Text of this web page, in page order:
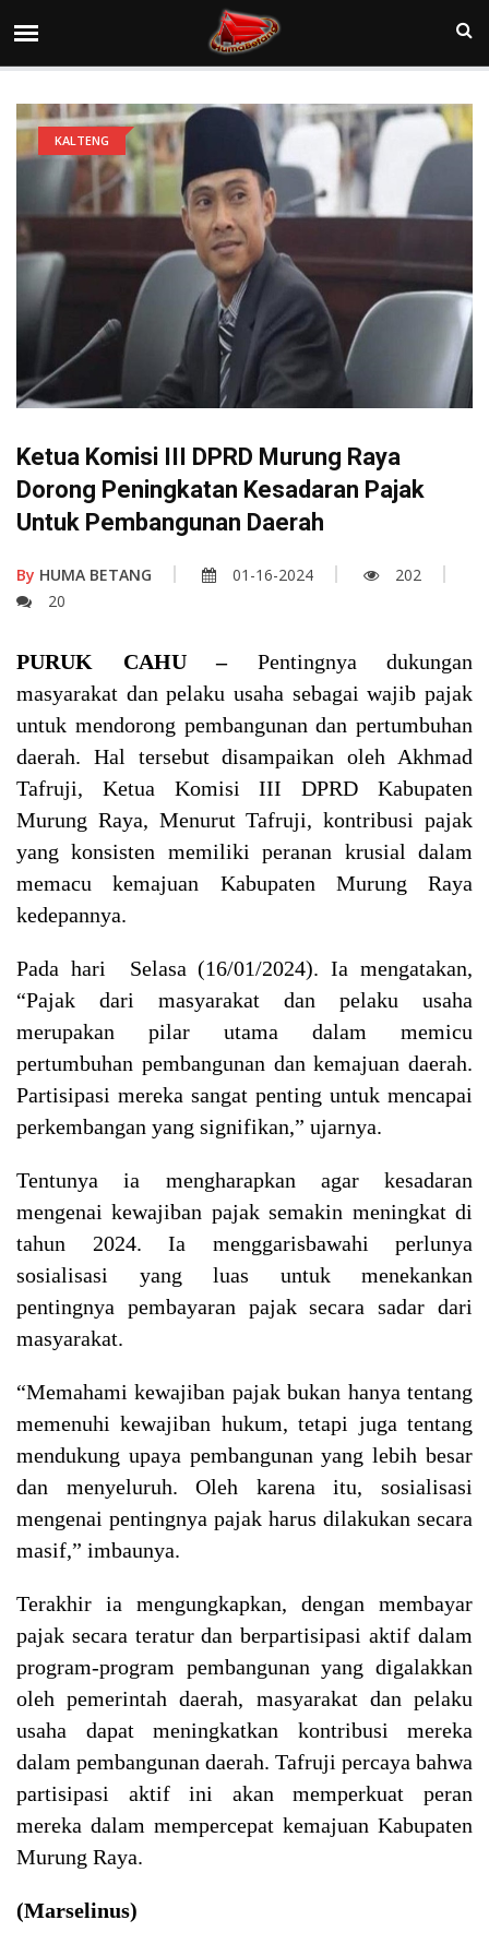
KALTENG
Ketua Komisi III DPRD Murung Raya
Dorong Peningkatan Kesadaran Pajak
Untuk Pembangunan Daerah
By HUMA BETANG 01-16-2024
202
20
PURUK CAHU – Pentingnya dukungan
masyarakat dan pelaku usaha sebagai wajib pajak
untuk mendorong pembangunan dan pertumbuhan
daerah. Hal tersebut disampaikan oleh Akhmad
Tafruji, Ketua Komisi III DPRD Kabupaten
Murung Raya, Menurut Tafruji, kontribusi pajak
yang konsisten memiliki peranan krusial dalam
memacu kemajuan Kabupaten Murung Raya
kedepannya.
Pada hari Selasa (16/01/2024). Ia mengatakan,
“Pajak dari masyarakat dan pelaku usaha
merupakan pilar utama dalam memicu
pertumbuhan pembangunan dan kemajuan daerah.
Partisipasi mereka sangat penting untuk mencapai
perkembangan yang signifikan,” ujarnya.
Tentunya ia mengharapkan agar kesadaran
mengenai kewajiban pajak semakin meningkat di
tahun 2024. Ia menggarisbawahi perlunya
sosialisasi yang luas untuk menekankan
pentingnya pembayaran pajaksecara sadar dari
masyarakat.
“Memahami kewajiban pajak bukan hanya tentang
memenuhi kewajiban hukum, tetapi juga tentang
mendukung upaya pembangunan yang lebih besar
dan menyeluruh. Oleh karena itu, sosialisasi
mengenai pentingnya pajak harus dilakukan secara
masif,” imbaunya.
Terakhir ia mengungkapkan, dengan membayar
pajak secara teratur dan berpartisipasi aktif dalam
program-program pembangunan yang digalakkan
oleh pemerintah daerah, masyarakat dan pelaku
usaha dapat meningkatkan kontribusi mereka
dalam pembangunan daerah. Tafruji percaya bahwa
partisipasi aktif ini akan memperkuat peran
mereka dalam mempercepat kemajuan Kabupaten
Murung Raya.
(Marselinus)